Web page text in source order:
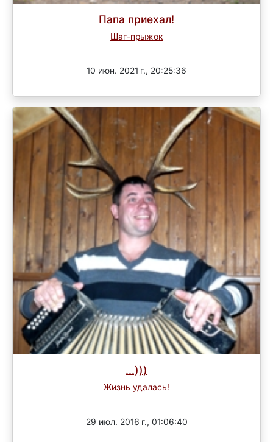
Папа приехал!
Шаг-прыжок
10 июн. 2021 г., 20:25:36
...)))
Жизнь удалась!
29 июл. 2016 г., 01:06:40